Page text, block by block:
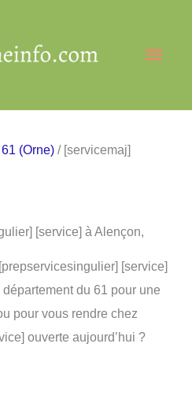
(Orne) / [servicemaj]
[service] à Alençon,
[service]
du 61 pour une
pour vous rendre chez
ouverte aujourd’hui ?